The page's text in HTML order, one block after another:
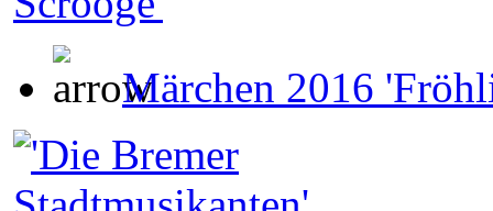
Märchen 2016